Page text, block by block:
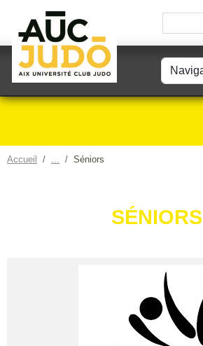
Accueil Séniors
SÉNIORS
Panneau de gestion des cookies